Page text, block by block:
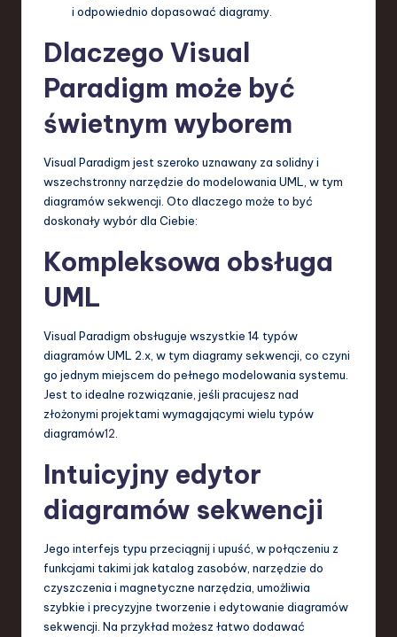
i odpowiednio dopasować diagramy.
Dlaczego Visual
Paradigm może być
świetnym wyborem
Visual Paradigm jest szeroko uznawany za solidny i
wszechstronny narzędzie do modelowania UML, w tym
diagramów sekwencji. Oto dlaczego może to być
doskonały wybór dla Ciebie:
Kompleksowa obsługa
UML
Visual Paradigm obsługuje wszystkie 14 typów
diagramów UML 2.x, w tym diagramy sekwencji, co czyni
go jednym miejscem do pełnego modelowania systemu.
Jest to idealne rozwiązanie, jeśli pracujesz nad
złożonymi projektami wymagającymi wielu typów
diagramów12
Intuicyjny edytor
diagramów sekwencji
Jego interfejs typu przeciągnij i upuść, w połączeniu z
funkcjami takimi jak katalog zasobów, narzędzie do
czyszczenia i magnetyczne narzędzia, umożliwia
szybkie i precyzyjne tworzenie i edytowanie diagramów
sekwencji. Na przykład możesz łatwo dodawać